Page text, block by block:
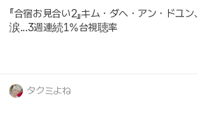
『合宿お見合い2』キム・ダヘ・アン・ドユン、
涙...3週連続1%台視聴率
タクミよね